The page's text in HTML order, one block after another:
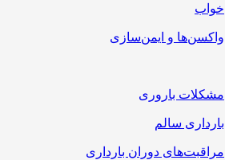
خواب
واکسن‌ها و ایمن‌سازی
مشکلات باروری
بارداری سالم
مراقبت‌های دوران بارداری